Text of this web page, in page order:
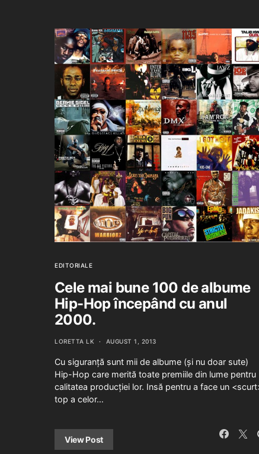
EDITORIALE
Cele mai bune 100 de albume
Hip-Hop începând cu anul
2000.
LORETTA LK AUGUST 1, 2013
Cu siguranță sunt mii de albume (și nu doar sute)
Hip-Hop care merită toate premiile din lume pentru
calitatea producției lor. Insă pentru a face un
top a celor…
View Post